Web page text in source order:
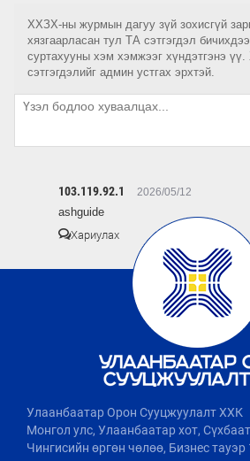
ХХЗХ-ны журмын дагуу зүй зохисгүй
хязгаарласан тул ТА сэтгэгдэл
суртахууны хэм хэмжээг хүндэтгэнэ
сэтгэгдэлийг админ устгах эрхтэй.
103.119.92.1 2026/05/12
ashguide
Хариулах
Улаанбаатар Орон Сууцжуулалт ХХК
Монгол улс, Улаанбаатар хот,
Чингисийн өргөн чөлөө, Бизнес тауэр